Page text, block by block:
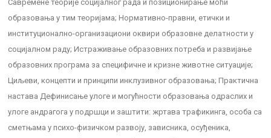
Савремене теорије социјалног рада и позиционирање моћи
образовања у тим теоријама; Нормативно-правни, етички и
институционално-организациони оквири образовне делатности у
социјалном раду; Истраживање образовних потреба и развијање
образовних програма за специфичне и кризне животне ситуације;
Циљеви, концепти и принципи инклузивног образовања; Практична
настава Дефинисање улоге и могућности образовања одраслих и
улоге андрагога у подршци и заштити: жртава трафикинга, особа са
сметњама у психо-физичком развоју, зависника, осуђеника,